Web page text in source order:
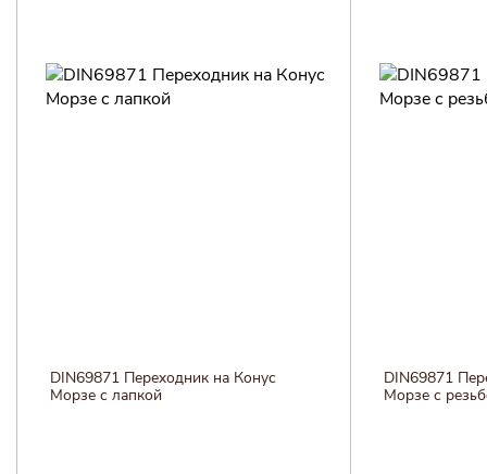
DIN69871 Переходник на Конус
Морзе с лапкой
DIN69871
Морзе с